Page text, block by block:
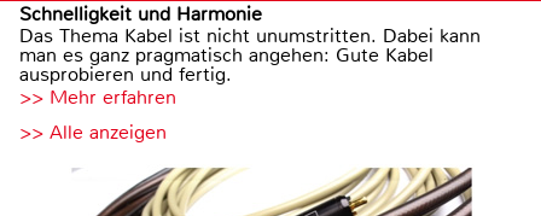
Schnelligkeit und Harmonie
Das Thema Kabel ist nicht unumstritten. Dabei kann
man es ganz pragmatisch angehen: Gute Kabel
ausprobieren und fertig.
>> Mehr erfahren
>> Alle anzeigen